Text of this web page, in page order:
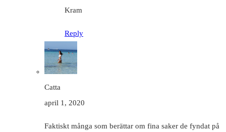
Kram
Reply
Catta
april 1, 2020
Faktiskt många som berättar om fina saker de fyndat på